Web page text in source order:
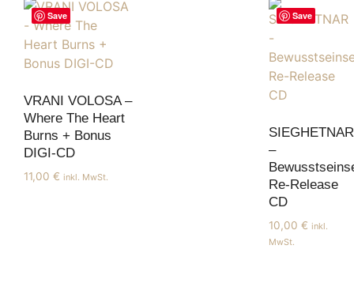
Save
VRANI VOLOSA –
Where The Heart
Burns + Bonus
DIGI-CD
11,00 € inkl. MwSt.
Save
SIEGHETNAR
–
Re-Release
CD
10,00 € inkl.
MwSt.